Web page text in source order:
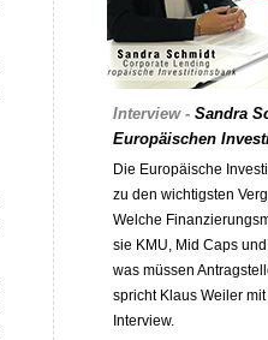
Interview - Sandra
Europäischen
Die Europäische
zu den wichtigsten
Welche
sie KMU, Mid Caps
was müssen
spricht Klaus Weiler
Interview.